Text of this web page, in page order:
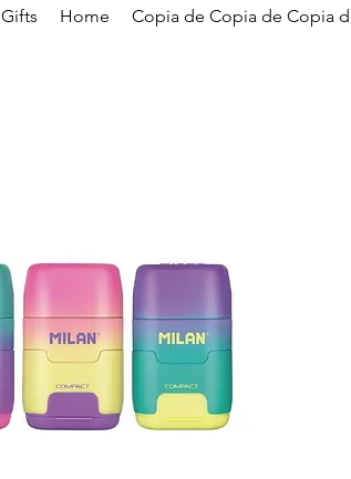
Gifts Home Copia de Copia de Copia